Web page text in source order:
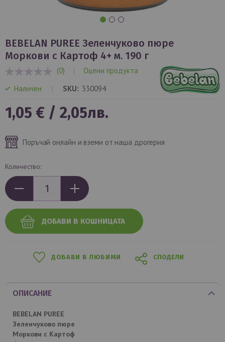
към
началото
на
галерия
снимки
BEBELAN PUREE Зеленчуково пюре
Моркови с Картоф 4+ м. 190 г
(0) |
Оцени продукта
Наличен
SKU 330094
1,05 € / 2,05лв.
Поръчай онлайн и вземи от наша дрогерия
Количество:
ДОБАВИ В КОШНИЦАТА
ДОБАВИ В ЛЮБИМИ СПОДЕЛИ
ОПИСАНИЕ
BEBELAN PUREE
Зеленчуково пюре
Моркови с Картоф